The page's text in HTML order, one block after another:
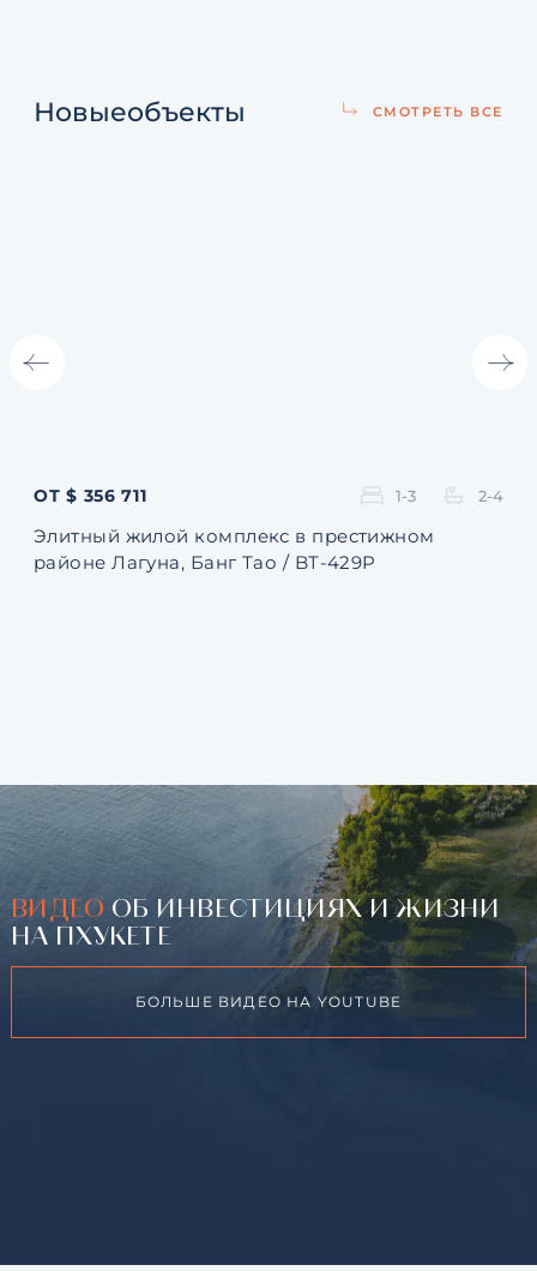
Новыеобъекты СМОТРЕТЬ ВСЕ
ОТ $ 356 711 1-3 2-4
Элитный жилой комплекс в престижном
районе Лагуна, Банг Тао / BT-429P
ВИДЕО ОБ ИНВЕСТИЦИЯХ И ЖИЗНИ
НА ПХУКЕТЕ
БОЛЬШЕ ВИДЕО НА YOUTUBE